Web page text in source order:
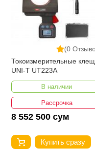
(0
Токоизмерительные
UNI-T UT223A
В наличии
Рассрочка
8 552 500 сум
Купить сразу